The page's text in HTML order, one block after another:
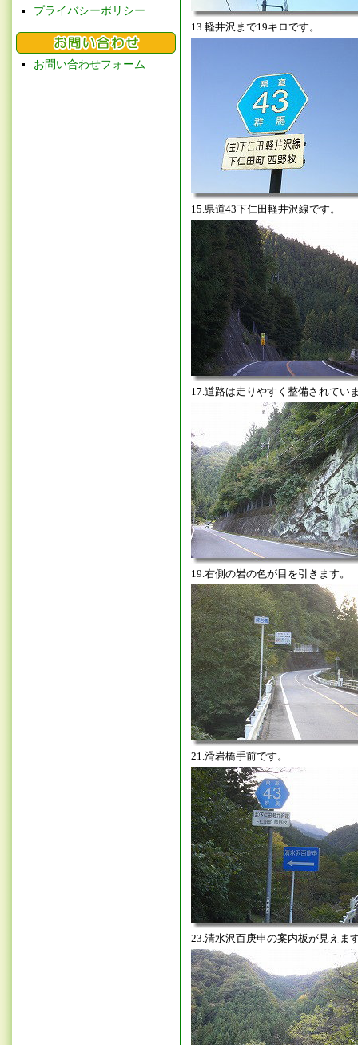
プライバシーポリシー
お問い合わせフォーム
13.軽井沢まで19キロです。
15.県道43下仁田軽井沢線です。
17.道路は走りやすく整備されてい
19.右側の岩の色が目を引きます。
21.滑岩橋手前です。
23.清水沢百庚申の案内板が見えま